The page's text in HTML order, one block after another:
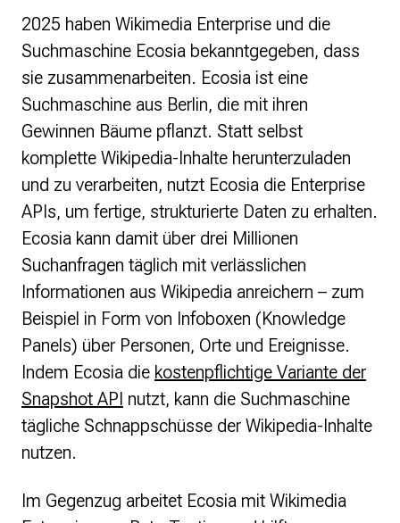
2025 haben Wikimedia Enterprise und die
Suchmaschine Ecosia bekanntgegeben, dass
sie zusammenarbeiten. Ecosia ist eine
Suchmaschine aus Berlin, die mit ihren
Gewinnen Bäume pflanzt. Statt selbst
komplette Wikipedia-Inhalte herunterzuladen
und zu verarbeiten, nutzt Ecosia die Enterprise
APIs, um fertige, strukturierte Daten zu erhalten.
Ecosia kann damit über drei Millionen
Suchanfragen täglich mit verlässlichen
Informationen aus Wikipedia anreichern – zum
Beispiel in Form von Infoboxen (Knowledge
Panels) über Personen, Orte und Ereignisse.
Indem Ecosia die kostenpflichtige Variante der
Snapshot API nutzt, kann die Suchmaschine
tägliche Schnappschüsse der Wikipedia-Inhalte
nutzen.
Im Gegenzug arbeitet Ecosia mit Wikimedia